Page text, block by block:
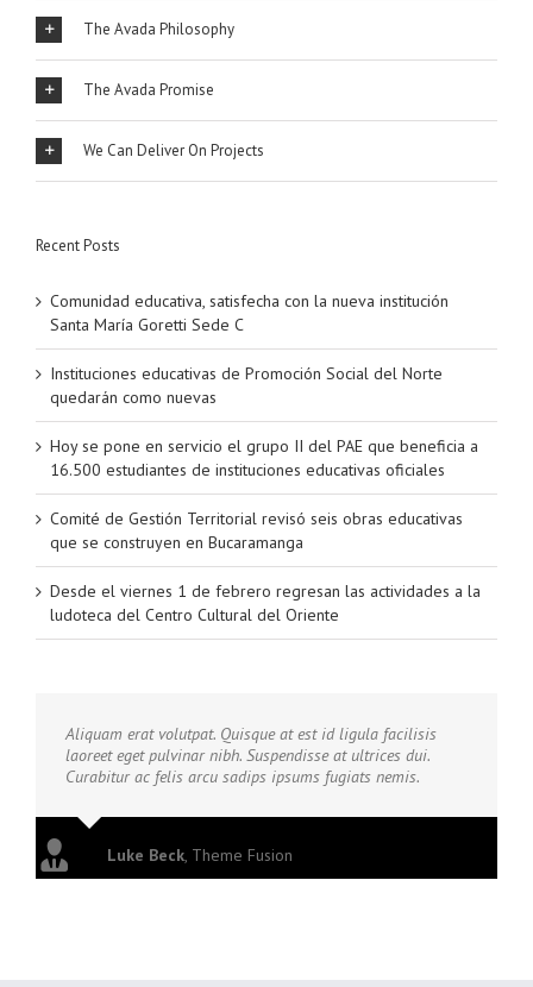
The Avada Philosophy
The Avada Promise
We Can Deliver On Projects
Recent Posts
Comunidad educativa, satisfecha con la nueva institución
Santa María Goretti Sede C
Instituciones educativas de Promoción Social del Norte
quedarán como nuevas
Hoy se pone en servicio el grupo II del PAE que beneficia a
16.500 estudiantes de instituciones educativas oficiales
Comité de Gestión Territorial revisó seis obras educativas
que se construyen en Bucaramanga
Desde el viernes 1 de febrero regresan las actividades a la
ludoteca del Centro Cultural del Oriente
Aliquam erat volutpat. Quisque at est id ligula facilisis
laoreet eget pulvinar nibh. Suspendisse at ultrices dui.
Curabitur ac felis arcu sadips ipsums fugiats nemis.
Luke Beck, Theme Fusion